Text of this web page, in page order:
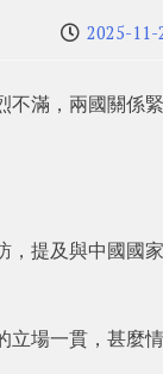
2025-11-
不滿，兩國關係
提及與中國國
場一貫，甚麼